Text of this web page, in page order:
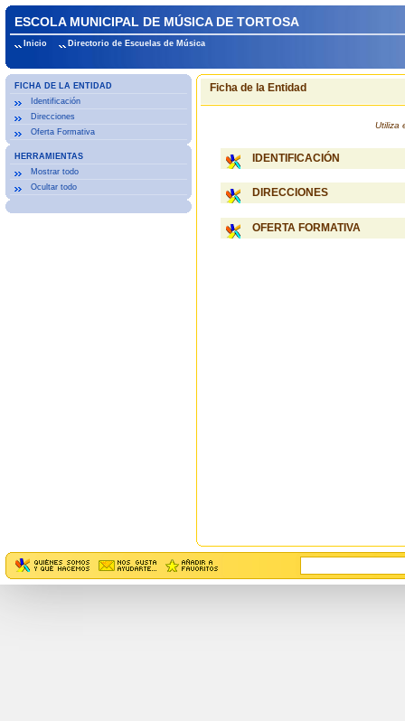
ESCOLA MUNICIPAL DE MÚSICA DE TORTOSA
Inicio Directorio de Escuelas de Música
FICHA DE LA ENTIDAD
Identificación
Direcciones
Oferta Formativa
HERRAMIENTAS
Mostrar todo
Ocultar todo
Ficha de la Entidad
Utiliza
IDENTIFICACIÓN
DIRECCIONES
OFERTA FORMATIVA